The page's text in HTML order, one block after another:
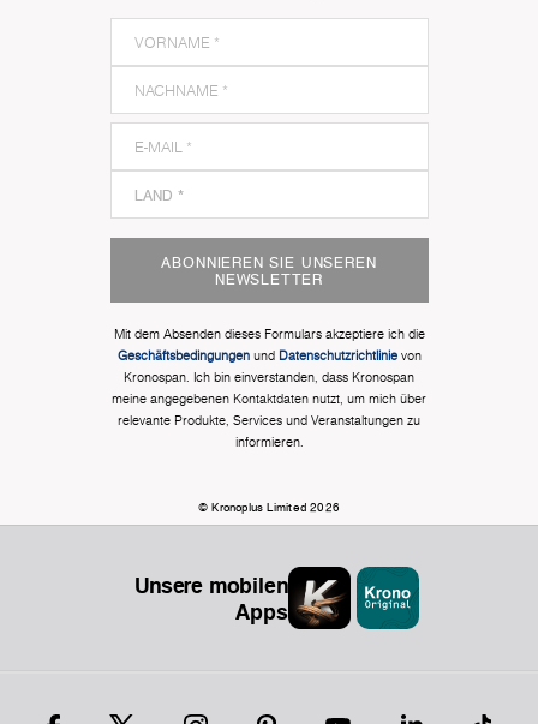
ABONNIEREN SIE UNSEREN
NEWSLETTER
Mit dem Absenden dieses Formulars akzeptiere ich die
Geschäftsbedingungenund Datenschutzrichtlinievon
Kronospan. Ich bin einverstanden, dass Kronospan
meine angegebenen Kontaktdaten nutzt, um mich über
relevante Produkte, Services und Veranstaltungen zu
informieren.
© Kronoplus Limited 2026
Unsere mobilen
Apps